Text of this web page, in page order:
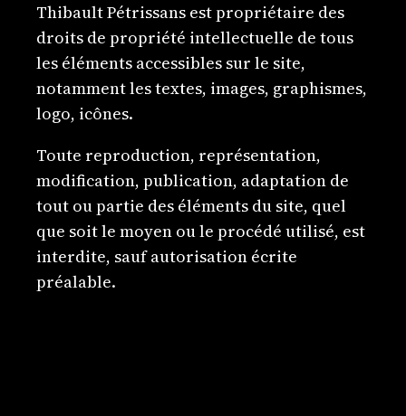
Thibault Pétrissans est propriétaire des
droits de propriété intellectuelle de tous
les éléments accessibles sur le site,
notamment les textes, images, graphismes,
logo, icônes.
Toute reproduction, représentation,
modification, publication, adaptation de
tout ou partie des éléments du site, quel
que soit le moyen ou le procédé utilisé, est
interdite, sauf autorisation écrite
préalable.